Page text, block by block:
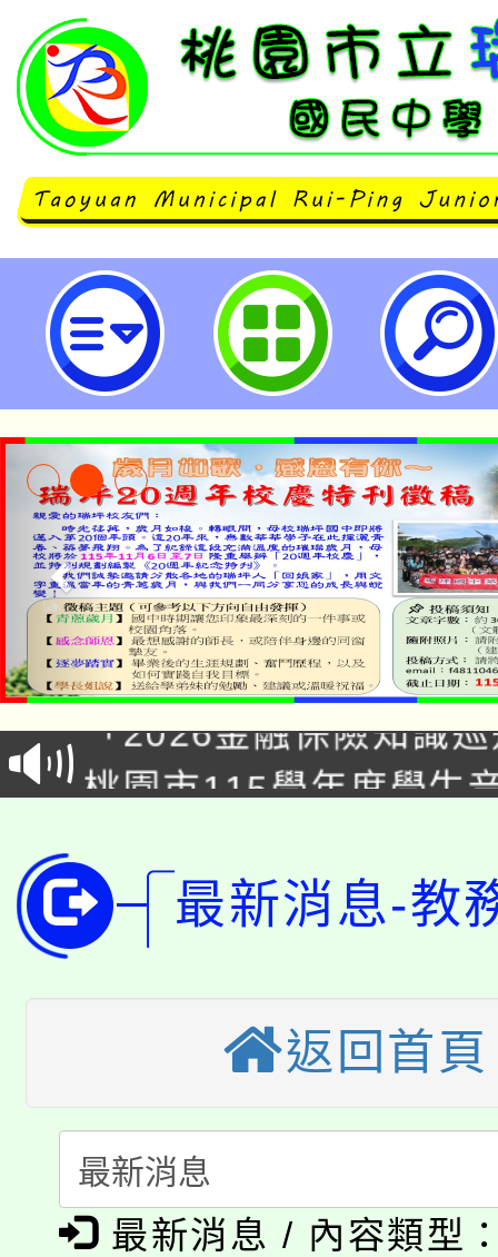
「113年度推動海洋科學序列教材
洋素養推廣」活動-桃園市立瑞坪
公告本校115學年度第
代理(課)教師甄選結果(
「2026金融保險知識
車」活動
桃園市115學年度學生
代理(課)教師甄選結果(
公告本校115學年度第
代理(課)教師甄選結果(
轉知中國文化大學推廣
《TA101》溝通分析基
程，歡迎學生輔導中心
心理、諮商輔導、社會
系所師生報名參加。
轉知苗栗縣政府辦理
縣市「校園短影音徵
門員」簡章及活動海報
踴躍報名參加。
桃園市115學年度學生
要點
「桃園市補助參觀特色
展演活動實施計畫」
115年度「教育部表揚
義教育推展貢獻獎」
公告本校115學年度第
最新消息-教
返回首頁
最新消息 / 內容類型